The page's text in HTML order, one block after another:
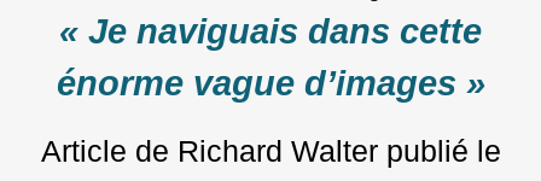
« Je naviguais dans cette
énorme vague d’images »
Article de Richard Walterpublié le